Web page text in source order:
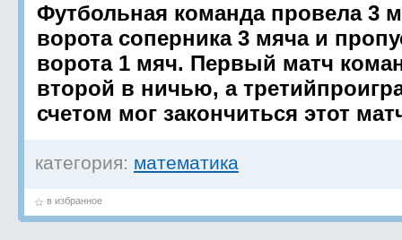
Футбольная команда провела 3
ворота соперника 3 мяча и
ворота 1 мяч. Первый матч
второй в ничью, а
счетом мог закончиться этот
категория: математика
в избранное